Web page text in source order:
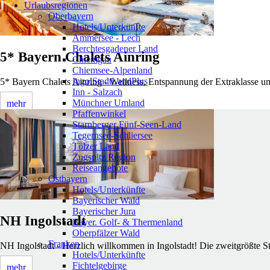
5* Bayern Chalets Ainring
5* Bayern Chalets Ainring - Wellness, Entspannung der Extraklasse
mehr
NH Ingolstadt
NH Ingolstadt - Herzlich willkommen in Ingolstadt! Die zweitgrößte
mehr
Urlaubsregionen
Oberbayern
Hotels/Unterkünfte
Ammersee - Lech
Berchtesgadener Land
Chiemgau
Chiemsee-Alpenland
IngolStadtLandPlus
Inn - Salzach
Münchner Umland
Pfaffenwinkel
Starnberger Fünf-Seen-Land
Tegernsee-Schliersee
Tölzer Land
Zugspitz Region
Reiseangebote
Ostbayern
Hotels/Unterkünfte
Bayerischer Wald
Bayerischer Jura
Bayer. Golf- & Thermenland
Oberpfälzer Wald
Franken
Hotels/Unterkünfte
Fichtelgebirge